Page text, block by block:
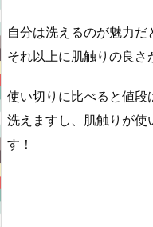
自分は洗えるのが魅力だ
それ以上に肌触りの良さ
使い切りに比べると値段
洗えますし、肌触りが
す！